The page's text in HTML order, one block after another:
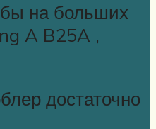
на больших
A B25A ,
достаточно